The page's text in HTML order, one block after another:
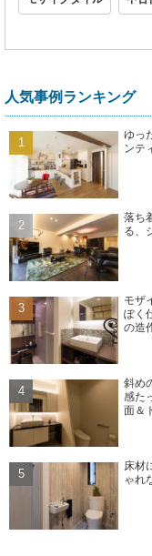
人気事例ランキング
ゆっ
ンテ
落ち
る、
モザ
ぽく
の造
斜め
感た
面＆
床材
ゃれ